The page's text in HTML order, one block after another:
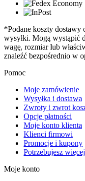
*Podane koszty dostawy
wysyłki. Mogą wystąpić
wagę, rozmiar lub
znaleźć bezpośrednio w
Pomoc
Moje zamówienie
Wysyłka i dostawa
Zwroty i zwrot
Opcje płatności
Moje konto klienta
Klienci firmowi
Promocje i kupony
Potrzebujesz
Moje konto